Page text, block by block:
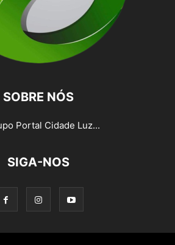
SOBRE NÓS
Portal Cidade Luz...
SIGA-NOS